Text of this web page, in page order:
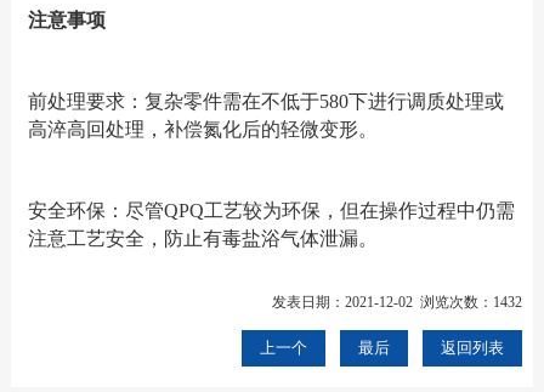
注意事项
前处理要求：复杂零件需在不低于580下进行调质处理或
高淬高回处理，补偿氮化后的轻微变形。
安全环保：尽管QPQ工艺较为环保，但在操作过程中仍需
注意工艺安全，防止有毒盐浴气体泄漏。
发表日期：2021-12-02 浏览次数：1432
上一个 最后 返回列表